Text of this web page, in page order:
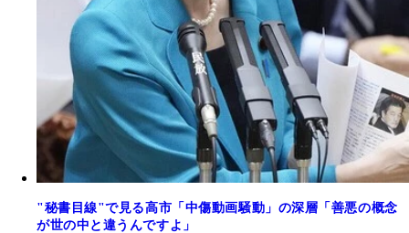
"秘書目線"で見る高市「中傷動画騒動」の深層「善悪の概念
が世の中と違うんですよ」